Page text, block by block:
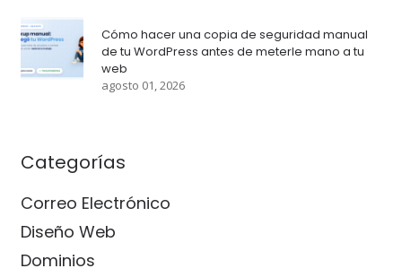
Cómo hacer una copia de seguridad manual
de tu WordPress antes de meterle mano a tu
web
agosto 01, 2026
Categorías
Correo Electrónico
Diseño Web
Dominios